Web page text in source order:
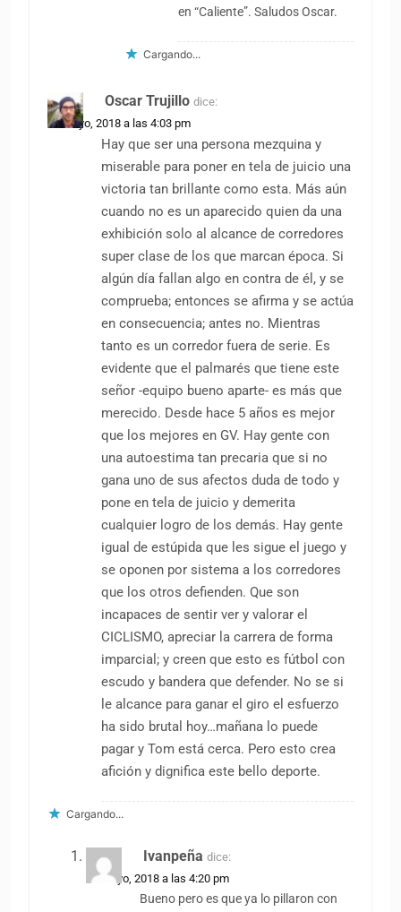
en “Caliente”. Saludos Oscar.
Cargando...
Oscar Trujillo dice:
25 mayo, 2018 a las 4:03 pm
Hay que ser una persona mezquina y
miserable para poner en tela de juicio una
victoria tan brillante como esta. Más aún
cuando no es un aparecido quien da una
exhibición solo al alcance de corredores
super clase de los que marcan época. Si
algún día fallan algo en contra de él, y se
comprueba; entonces se afirma y se actúa
en consecuencia; antes no. Mientras
tanto es un corredor fuera de serie. Es
evidente que el palmarés que tiene este
señor -equipo bueno aparte- es más que
merecido. Desde hace 5 años es mejor
que los mejores en GV. Hay gente con
una autoestima tan precaria que si no
gana uno de sus afectos duda de todo y
pone en tela de juicio y demerita
cualquier logro de los demás. Hay gente
igual de estúpida que les sigue el juego y
se oponen por sistema a los corredores
que los otros defienden. Que son
incapaces de sentir ver y valorar el
CICLISMO, apreciar la carrera de forma
imparcial; y creen que esto es fútbol con
escudo y bandera que defender. No se si
le alcance para ganar el giro el esfuerzo
ha sido brutal hoy…mañana lo puede
pagar y Tom está cerca. Pero esto crea
afición y dignifica este bello deporte.
Cargando...
Ivanpeña dice:
25 mayo, 2018 a las 4:20 pm
Bueno pero es que ya lo pillaron con